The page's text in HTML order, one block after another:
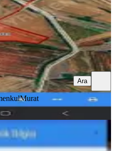
Murat
Ara
Emlak
Satılık Bağ